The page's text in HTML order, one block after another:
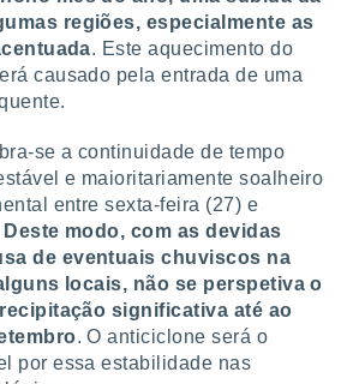
regiões, especialmente as
. Este aquecimento do
causado pela entrada de uma
se a continuidade de tempo
e maioritariamente soalheiro
entre sexta-feira (27) e
Deste modo, com as devidas
de eventuais chuviscos na
locais, não se perspetiva o
significativa até ao
. O anticiclone será o
por essa estabilidade nas